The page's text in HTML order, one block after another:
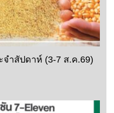
ำสัปดาห์ (3-7 ส.ค.69)